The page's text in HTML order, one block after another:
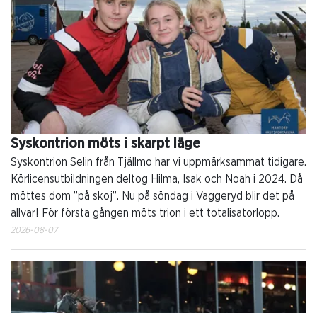
Syskontrion möts i skarpt läge
Syskontrion Selin från Tjällmo har vi uppmärksammat tidigare.
Körlicensutbildningen deltog Hilma, Isak och Noah i 2024. Då
möttes dom ”på skoj”. Nu på söndag i Vaggeryd blir det på
allvar! För första gången möts trion i ett totalisatorlopp.
2026-08-07